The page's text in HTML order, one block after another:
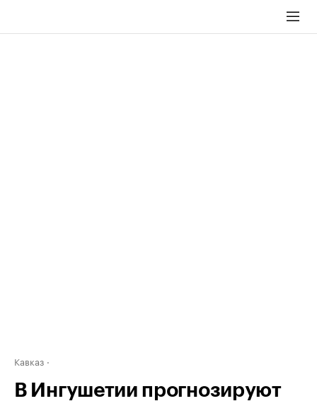
Кавказ
В Ингушетии прогнозируют